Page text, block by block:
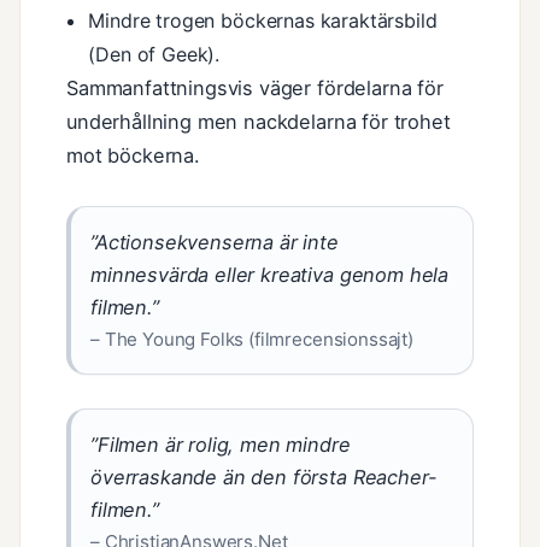
Mindre trogen böckernas karaktärsbild
(Den of Geek).
Sammanfattningsvis väger fördelarna för
underhållning men nackdelarna för trohet
mot böckerna.
”Actionsekvenserna är inte
minnesvärda eller kreativa genom hela
filmen.”
– The Young Folks (filmrecensionssajt)
”Filmen är rolig, men mindre
överraskande än den första Reacher-
filmen.”
– ChristianAnswers.Net